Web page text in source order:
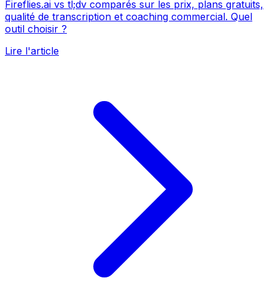
Fireflies.ai vs tl;dv comparés sur les prix, plans gratuits,
qualité de transcription et coaching commercial. Quel
outil choisir ?
Lire l'article